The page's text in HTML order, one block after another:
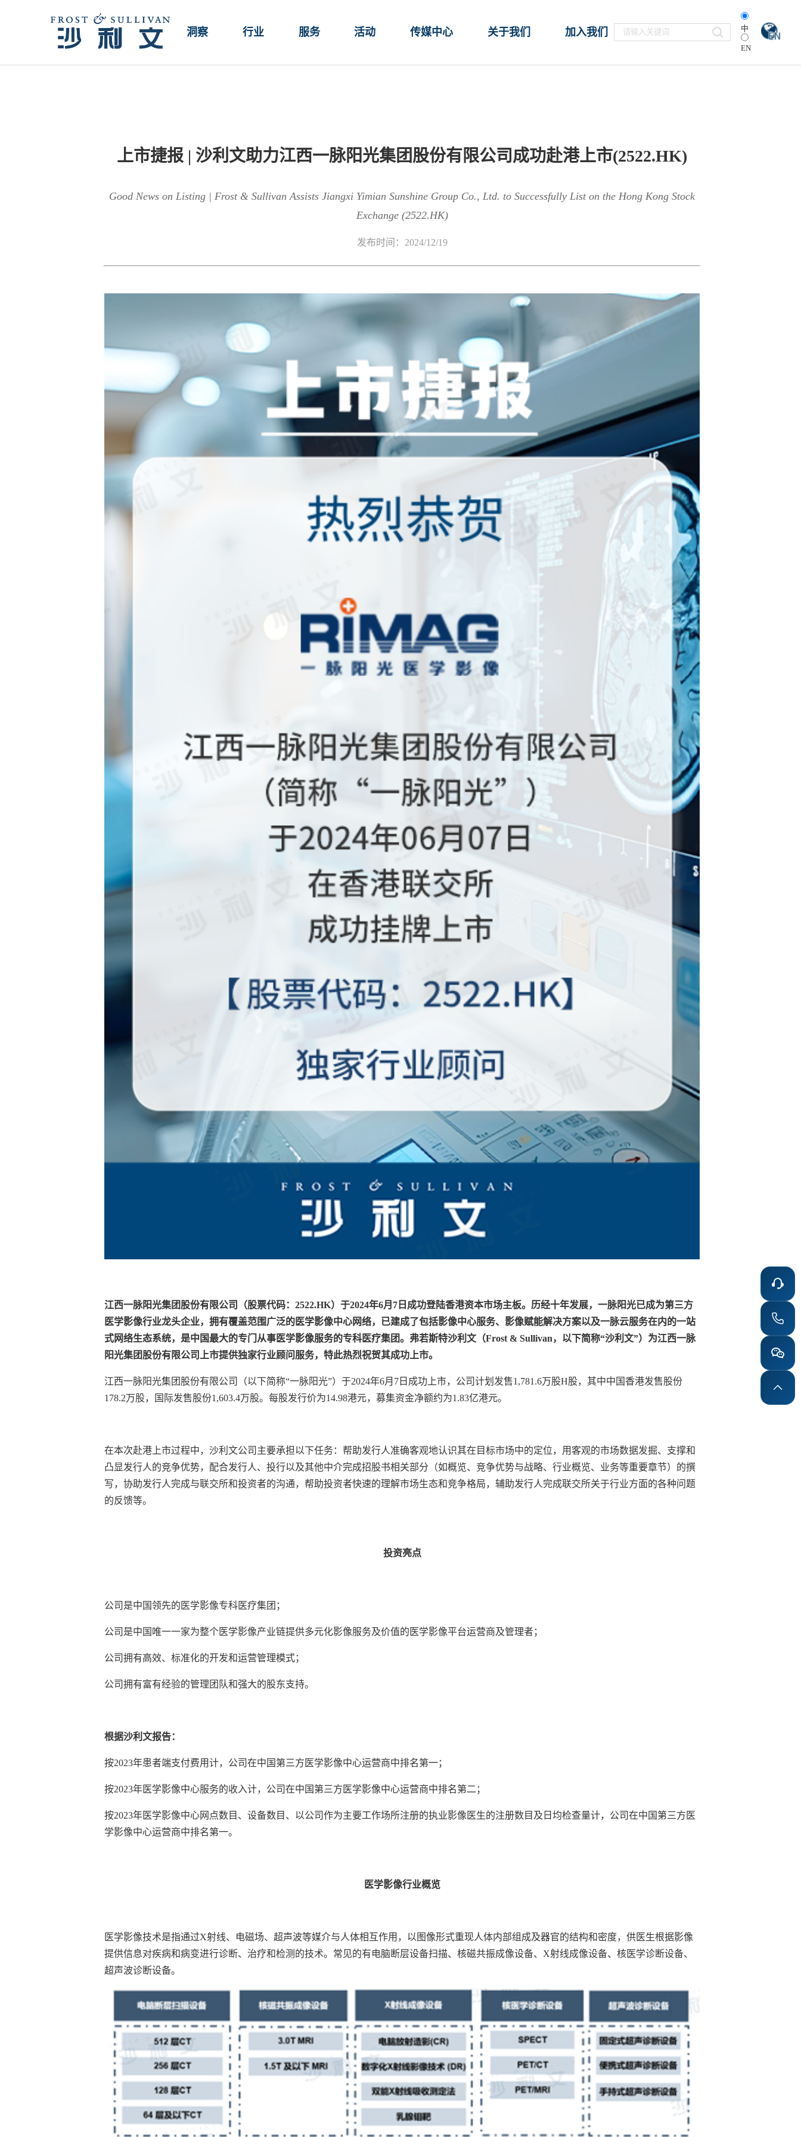
洞察 行业 服务 活动 传媒中心 关于我们 加入我们 中
EN
上市捷报 | 沙利文助力江西一脉阳光集团股份有限公司成功赴港上市(2522.HK)
Good News on Listing | Frost & Sullivan Assists Jiangxi Yimian Sunshine Group Co., Ltd. to Successfully List on the Hong Kong Stock
Exchange (2522.HK)
发布时间：2024/12/19
江西一脉阳光集团股份有限公司（股票代码：2522.HK）于2024年6月7日成功登陆香港资本市场主板。历经十年发展，一脉阳光已成为第三方
医学影像行业龙头企业，拥有覆盖范围广泛的医学影像中心网络，已建成了包括影像中心服务、影像赋能解决方案以及一脉云服务在内的一站
式网络生态系统，是中国最大的专门从事医学影像服务的专科医疗集团。弗若斯特沙利文（Frost & Sullivan，以下简称“沙利文”）为江西一脉
阳光集团股份有限公司上市提供独家行业顾问服务，特此热烈祝贺其成功上市。
江西一脉阳光集团股份有限公司（以下简称“一脉阳光”）于2024年6月7日成功上市，公司计划发售1,781.6万股H股，其中中国香港发售股份
178.2万股，国际发售股份1,603.4万股。每股发行价为14.98港元，募集资金净额约为1.83亿港元。
在本次赴港上市过程中，沙利文公司主要承担以下任务：帮助发行人准确客观地认识其在目标市场中的定位，用客观的市场数据发掘、支撑和
凸显发行人的竞争优势，配合发行人、投行以及其他中介完成招股书相关部分（如概览、竞争优势与战略、行业概览、业务等重要章节）的撰
写，协助发行人完成与联交所和投资者的沟通，帮助投资者快速的理解市场生态和竞争格局，辅助发行人完成联交所关于行业方面的各种问题
的反馈等。
投资亮点
公司是中国领先的医学影像专科医疗集团；
公司是中国唯一一家为整个医学影像产业链提供多元化影像服务及价值的医学影像平台运营商及管理者；
公司拥有高效、标准化的开发和运营管理模式；
公司拥有富有经验的管理团队和强大的股东支持。
根据沙利文报告：
按2023年患者端支付费用计，公司在中国第三方医学影像中心运营商中排名第一；
按2023年医学影像中心服务的收入计，公司在中国第三方医学影像中心运营商中排名第二；
按2023年医学影像中心网点数目、设备数目、以公司作为主要工作场所注册的执业影像医生的注册数目及日均检查量计，公司在中国第三方医
学影像中心运营商中排名第一。
医学影像行业概览
医学影像技术是指通过X射线、电磁场、超声波等媒介与人体相互作用，以图像形式重现人体内部组成及器官的结构和密度，供医生根据影像
提供信息对疾病和病变进行诊断、治疗和检测的技术。常见的有电脑断层设备扫描、核磁共振成像设备、X射线成像设备、核医学诊断设备、
超声波诊断设备。